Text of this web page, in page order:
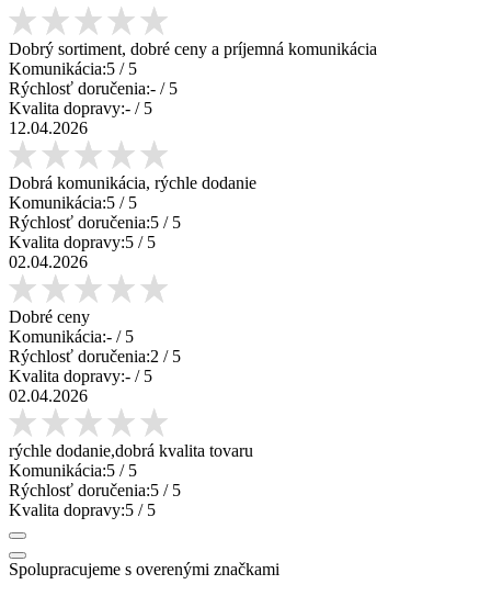
Dobrý sortiment, dobré ceny a príjemná komunikácia
Komunikácia:5 / 5
Rýchlosť doručenia:- / 5
Kvalita dopravy:- / 5
12.04.2026
Dobrá komunikácia, rýchle dodanie
Komunikácia:5 / 5
Rýchlosť doručenia:5 / 5
Kvalita dopravy:5 / 5
02.04.2026
Dobré ceny
Komunikácia:- / 5
Rýchlosť doručenia:2 / 5
Kvalita dopravy:- / 5
02.04.2026
rýchle dodanie,dobrá kvalita tovaru
Komunikácia:5 / 5
Rýchlosť doručenia:5 / 5
Kvalita dopravy:5 / 5
Spolupracujeme s overenými značkami